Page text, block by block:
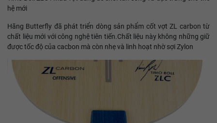
hệ mới
Hãng Butterfly đã phát triển dòng sản phẩm cốt vợt ZL carbon từ
chất liệu mới với công nghệ tiên tiến.Chất liệu này không những giữ
được tốc độ của cacbon mà còn nhẹ và linh hoạt nhờ sợi Zylon